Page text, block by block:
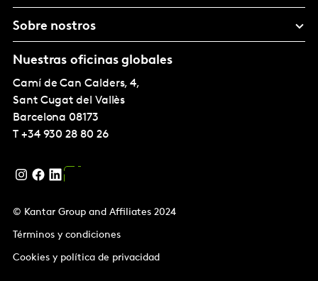
Sobre nostros
Nuestras oficinas globales
Camí de Can Calders, 4,
Sant Cugat del Vallès
Barcelona 08173
T +34 930 28 80 26
© Kantar Group and Affiliates 2024
Términos y condiciones
Cookies y política de privacidad